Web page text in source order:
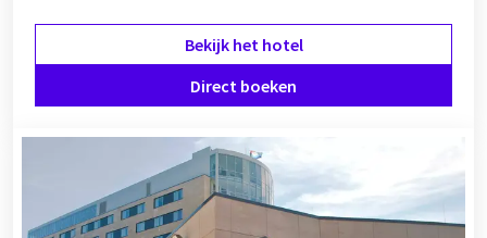
live cooking diner of à la carte menu. Wilt u liever buiten het
hotel erop uit met de familie? Veel Van der Valk Hotels
bevinden zich in de buurt van attractieparken, dierentuinen en
musea. Ga er dus vooral op uit tijdens een onbezorgdweekend
weg met familie.
Boek een arrangement
Bekijk het hotel
Direct boeken